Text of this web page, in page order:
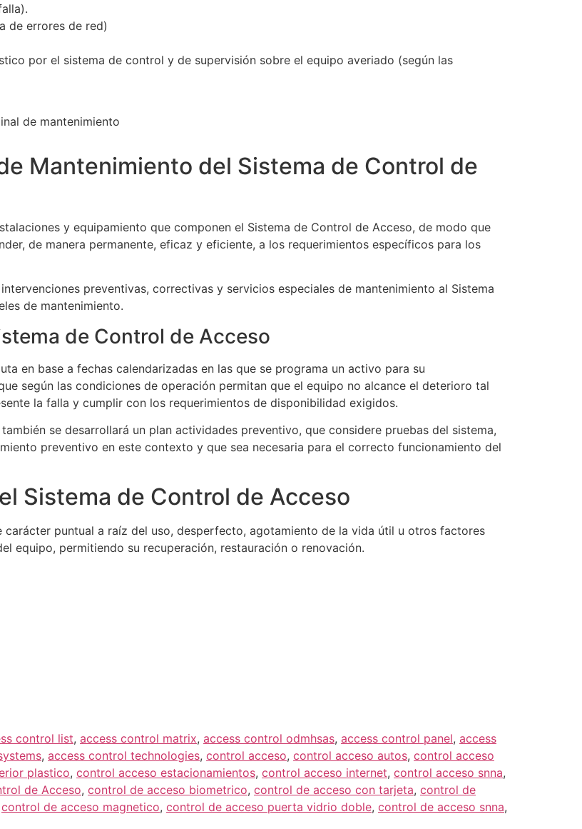
de errores de red)
por el sistema de control y de supervisión sobre el equipo averiado (según las
de mantenimiento
Mantenimiento del Sistema de Control de
y equipamiento que componen el Sistema de Control de Acceso, de modo que
de manera permanente, eficaz y eficiente, a los requerimientos específicos para los
preventivas, correctivas y servicios especiales de mantenimiento al Sistema
de mantenimiento.
de Control de Acceso
en base a fechas calendarizadas en las que se programa un activo para su
según las condiciones de operación permitan que el equipo no alcance el deterioro tal
la falla y cumplir con los requerimientos de disponibilidad exigidos.
se desarrollará un plan actividades preventivo, que considere pruebas del sistema,
preventivo en este contexto y que sea necesaria para el correcto funcionamiento del
Sistema de Control de Acceso
puntual a raíz del uso, desperfecto, agotamiento de la vida útil u otros factores
equipo, permitiendo su recuperación, restauración o renovación.
control list, access control matrix, access control odmhsas, access control panel, access
, access control technologies, control acceso, control acceso autos, control acceso
plastico, control acceso estacionamientos, control acceso internet, control acceso snna,
de Acceso, control de acceso biometrico, control de acceso con tarjeta, control de
control de acceso magnetico, control de acceso puerta vidrio doble, control de acceso snna,